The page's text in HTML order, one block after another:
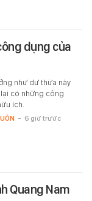
dụng của
như dư thừa này
có những công
ích.
- 6 giờ trước
Quang Nam